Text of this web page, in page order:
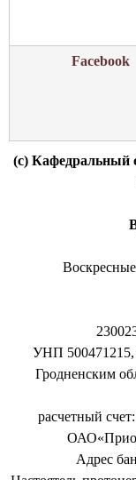
Facebook
(c) Кафедральный
УНП 500471215,
Гродненским
расчетный
Адрес